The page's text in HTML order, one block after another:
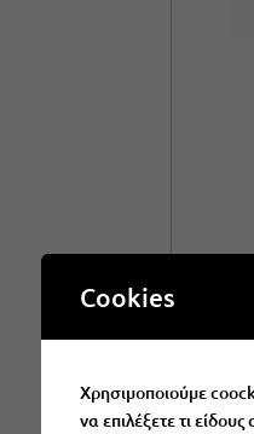
Cookies
Χρησιμοποιούμε
να επιλέξετε τι